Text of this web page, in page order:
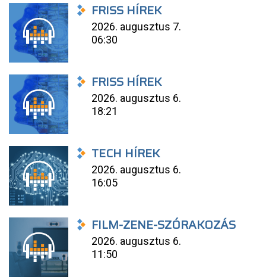
FRISS HÍREK
2026. augusztus 7.
06:30
FRISS HÍREK
2026. augusztus 6.
18:21
TECH HÍREK
2026. augusztus 6.
16:05
FILM-ZENE-SZÓRAKOZÁS
2026. augusztus 6.
11:50